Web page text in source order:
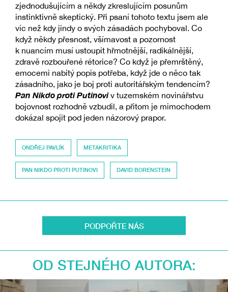
zjednodušujícím a někdy zkreslujícím posunům
instinktivně skeptický. Při psaní tohoto textu jsem ale
víc než kdy jindy o svých zásadách pochyboval. Co
když někdy přesnost, všímavost a pozornost
k nuancím musí ustoupit hřmotnější, radikálnější,
zdravě rozbouřené rétorice? Co když je přemrštěný,
emocemi nabitý popis potřeba, když jde o něco tak
zásadního, jako je boj proti autoritářským tendencím?
Pan Nikdo proti Putinoviv tuzemském novinářstvu
bojovnost rozhodně vzbudil, a přitom je mimochodem
dokázal spojit pod jeden názorový prapor.
ONDŘEJ PAVLÍK METAKRITIKA
PAN NIKDO PROTI PUTINOVI DAVID BORENSTEIN
PODPOŘTE NÁS
OD STEJNÉHO AUTORA: